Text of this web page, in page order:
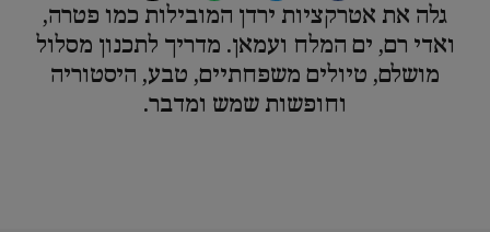
גלה את אטרקציות ירדן המובילות כמו פטרה,
ואדי רם, ים המלח ועמאן. מדריך לתכנון מסלול
מושלם, טיולים משפחתיים, טבע, היסטוריה
וחופשות שמש ומדבר.